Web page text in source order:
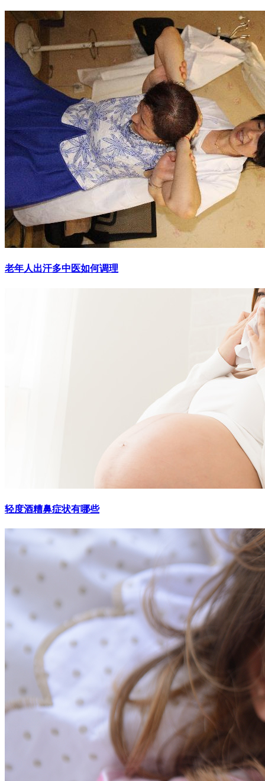
老年人出汗多中医如何调理
轻度酒糟鼻症状有哪些